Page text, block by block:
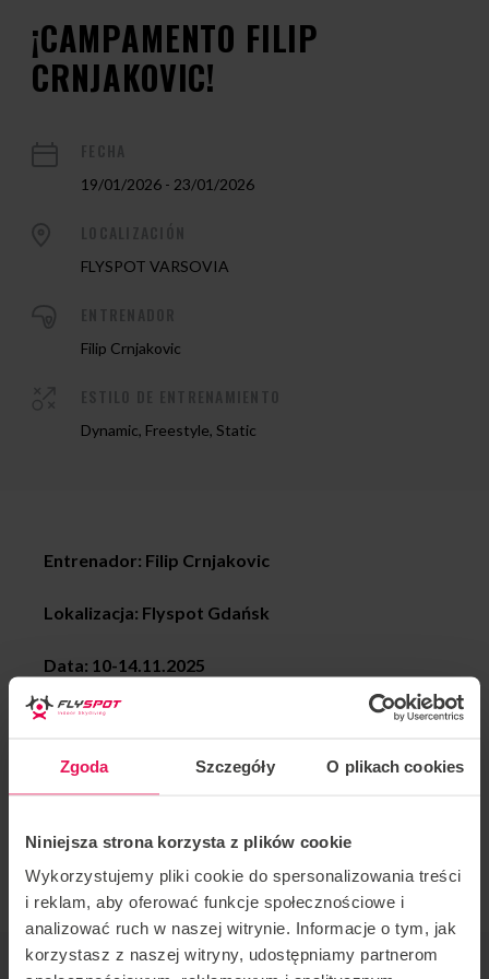
Zgoda Szczegóły O plikach cookies
Niniejsza strona korzysta z plików cookie
Wykorzystujemy pliki cookie do spersonalizowania treści
i reklam, aby oferować funkcje społecznościowe i
analizować ruch w naszej witrynie. Informacje o tym, jak
korzystasz z naszej witryny, udostępniamy partnerom
¡CAMPAMENTO FILIP
CRNJAKOVIC!
19/01/2026 - 23/01/2026
FLYSPOT VARSOVIA
Filip Crnjakovic
Dynamic, Freestyle, Static
Entrenador: Filip Crnjakovic
Lokalizacja: Flyspot Gdańsk
Data: 10-14.11.2025
Wielokrotny mistrz w lataniu dynamicznym Filip
Invitamos a Pro en cada etapa de avance. Si desea
unirse a este campamento o tiene alguna pregunta,
ORGANIZADOR DE EVENTOS